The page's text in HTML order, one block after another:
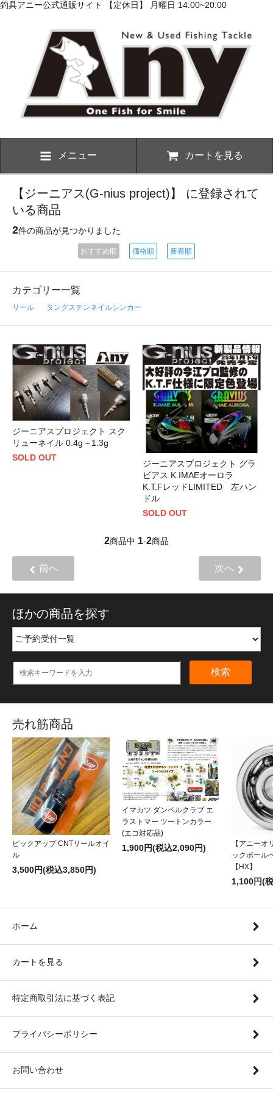
釣具アニー公式通販サイト 【定休日】 月曜日 14:00~20:00
メニュー カートを見る
【ジーニアス(G-nius project)】 に登録されて
いる商品
2件の商品が見つかりました
おすすめ順 価格順 新着順
カテゴリー一覧
リール タングステンネイルシンカー
ジーニアスプロジェクト スク
リューネイル 0.4g～1.3g
SOLD OUT
ジーニアスプロジェクト グラ
ビアス K.IMAEオーロラ
K.T.FレッドLIMITED 左ハン
ドル
SOLD OUT
2商品中 1-2商品
前へ 次へ
ほかの商品を探す
検索
売れ筋商品
ピックアップ CNTリールオイ
ル
3,500円(税込3,850円)
イマカツ ダンベルクラブ エ
ラストマー ツートンカラー
(エコ対応品)
1,900円(税込2,090円)
【アニーオ
ックボール
【HX】
1,100円(
ホーム
カートを見る
特定商取引法に基づく表記
プライバシーポリシー
お問い合わせ